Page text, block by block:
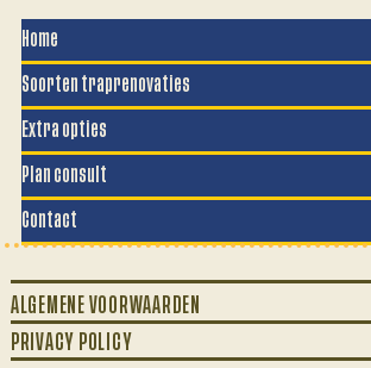
Home
Soorten traprenovaties
Extra opties
Plan consult
Contact
ALGEMENE VOORWAARDEN
PRIVACY POLICY